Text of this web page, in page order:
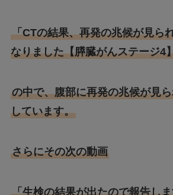
「CTの結果、再発の兆候が見ら
なりました【膵臓がんステージ4
の中で、腹部に再発の兆候が見
しています。
さらにその次の動画
「生検の結果が出たので報告し